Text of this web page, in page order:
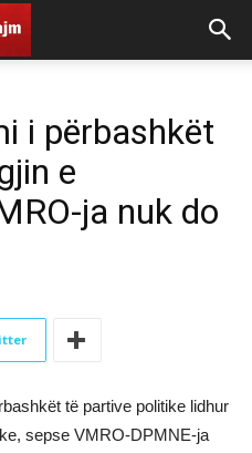
i përbashkët
e
ja nuk do
të partive politike lidhur
sepse VMRO-DPMNE-ja